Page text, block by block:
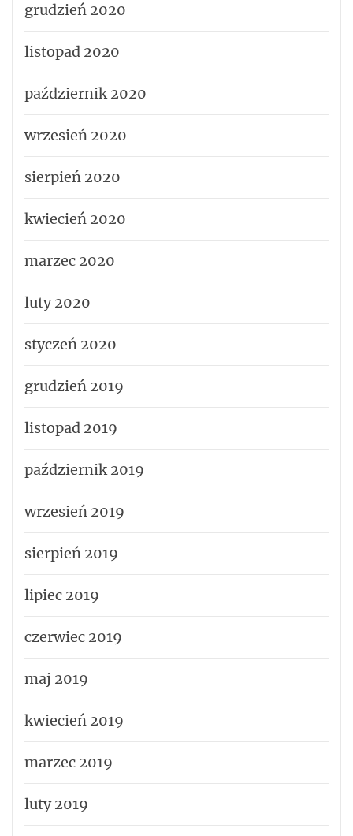
grudzień 2020
listopad 2020
październik 2020
wrzesień 2020
sierpień 2020
kwiecień 2020
marzec 2020
luty 2020
styczeń 2020
grudzień 2019
listopad 2019
październik 2019
wrzesień 2019
sierpień 2019
lipiec 2019
czerwiec 2019
maj 2019
kwiecień 2019
marzec 2019
luty 2019